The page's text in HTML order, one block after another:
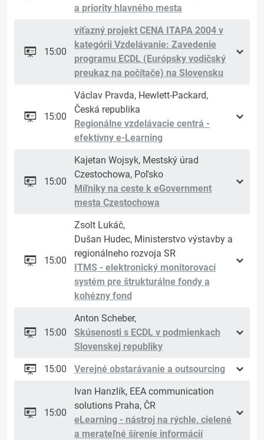
a priority hlavného mesta
15:00
víťazný projekt CENA ITAPA 2004 v
kategórii Vzdelávanie: Zavedenie
programu ECDL (Európsky vodičský
preukaz na počítače) na Slovensku
15:00
Václav Pravda, Hewlett-Packard,
Česká republika
Regionálne vzdelávacie centrá -
efektívny e-Learning
15:00
Kajetan Wojsyk, Mestský úrad
Czestochowa, Poľsko
Míľniky na ceste k eGovernment
mesta Czestochowa
15:00
Zsolt Lukáč,
Dušan Hudec, Ministerstvo výstavby a
regionálneho rozvoja SR
ITMS - elektronický monitorovací
systém pre štrukturálne fondy a
kohézny fond
15:00
Anton Scheber,
Skúsenosti s ECDL v podmienkach
Slovenskej republiky
15:00
Verejné obstarávanie a outsourcing
15:00
Ivan Hanzlík, EEA communication
solutions Praha, ČR
eLearning - nástroj na rýchle, cielené
a merateľné šírenie informácií